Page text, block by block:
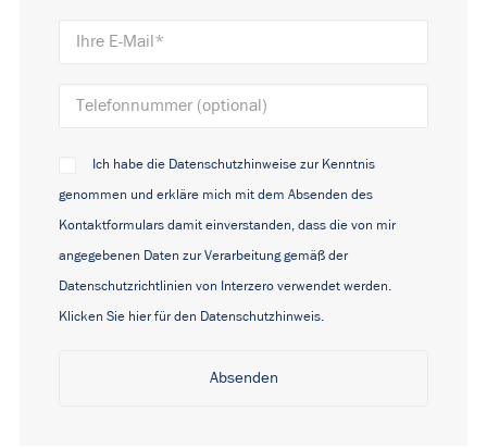
Ich habe die Datenschutzhinweise zur Kenntnis
genommen und erkläre mich mit dem Absenden des
Kontaktformulars damit einverstanden, dass die von mir
angegebenen Daten zur Verarbeitung gemäß der
Datenschutzrichtlinien von Interzero verwendet werden.
Klicken Sie hier für den Datenschutzhinweis.